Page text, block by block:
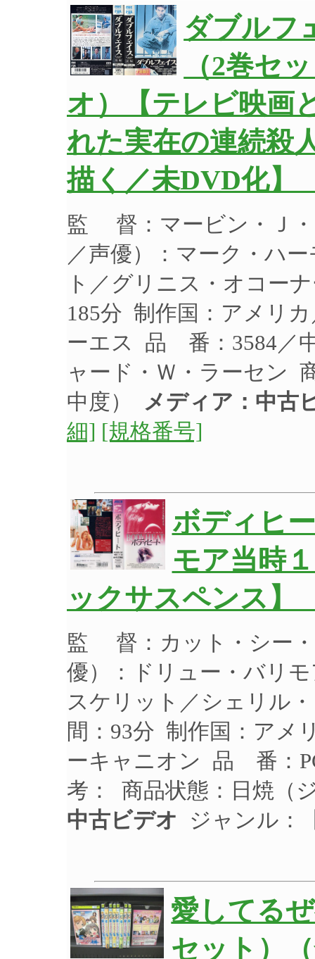
ダブル
（2巻セ
オ）【テレビ映画
れた実在の連続殺
描く／未DVD化
監 督：マービン・Ｊ
／声優）：マーク・ハ
ト／グリニス・オコー
185分 制作国：アメリ
ーエス 品 番：3584／
ャード・Ｗ・ラーセン
中度）
メディア：中古
細] [規格番号]
ボディヒ
モア当時
ックサスペンス
監 督：カット・シー
優）：ドリュー・バリ
スケリット／シェリル
間：93分 制作国：アメ
ーキャニオン 品 番：
考： 商品状態：日焼（
中古ビデオ ジャンル：
愛してる
セット）